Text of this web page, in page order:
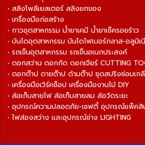
• สลิงโพลีเยสเตอร์ สลิงยกของ
• เครื่องมือก่อสร้าง
• กาวอุตสาหกรรม น้ำยาเคมี น้ำยาเช็ครอยร้าว
• บันไดอุตสาหกรรม บันไดไฟเบอร์กลาส-อลูมิเ
• รถเข็นอุตสาหกรรม รถเข็นอเนกประสงค์
• ดอกสว่าน ดอกกัด ดอกเจียร์ CUTTING
• ดอกต๊าป ดายต๊าป ด้ามต๊าป ชุดสปริงซ่อมเก
• เครื่องมือเวิร์คช็อป เครื่องมืองานไม้ DIY
• ล้อเก็บสายไฟ ล้อเก็บสายลม ล้อวัดระยะ
• อุปกรณ์ความปลอดภัย-เซฟตี้ อุปกรณ์แพ็คสิ
• ไฟส่องสว่าง และอุปกรณ์ช่าง LIGHTING